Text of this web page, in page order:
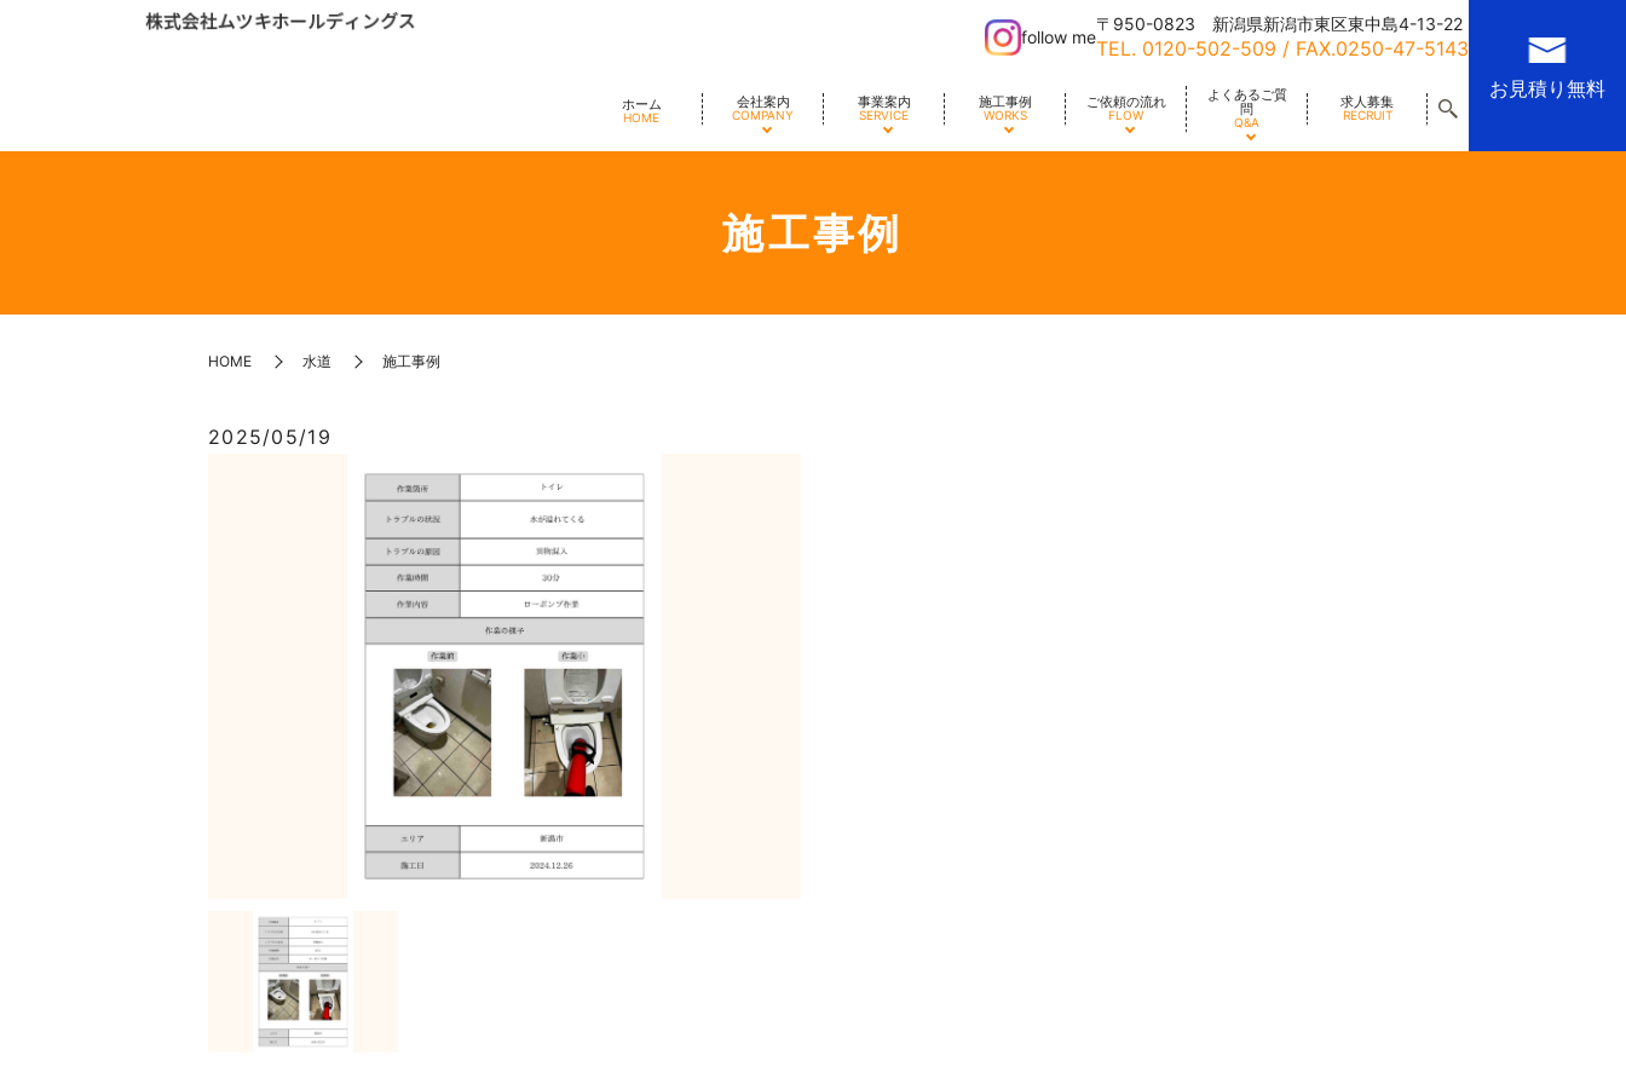
ホーム
HOME
会社案内
COMPANY
事業案内
SERVICE
施工事例
WORKS
ご依頼の流れ
FLOW
よくあるご質
問
Q&A
求人募集
RECRUIT
follow me
〒950-0823 新潟県新潟市東区東中島4-13-22
TEL. 0120-502-509 / FAX.0250-47-5143
お見積り無料
施工事例
HOME 水道 施工事例
2025/05/19